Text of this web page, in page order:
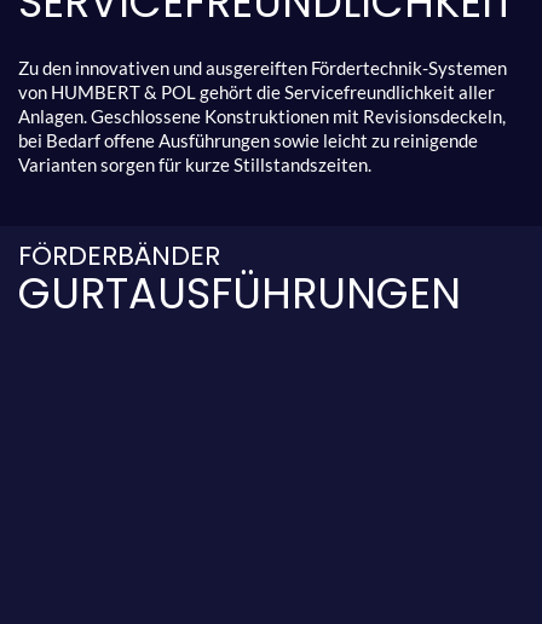
Zu den innovativen und ausgereiften Fördertechnik-Systemen
von HUMBERT & POL gehört die Servicefreundlichkeit aller
Anlagen. Geschlossene Konstruktionen mit Revisionsdeckeln,
bei Bedarf offene Ausführungen sowie leicht zu reinigende
Varianten sorgen für kurze Stillstandszeiten.
FÖRDERBÄNDER
GURTAUSFÜHRUNGEN